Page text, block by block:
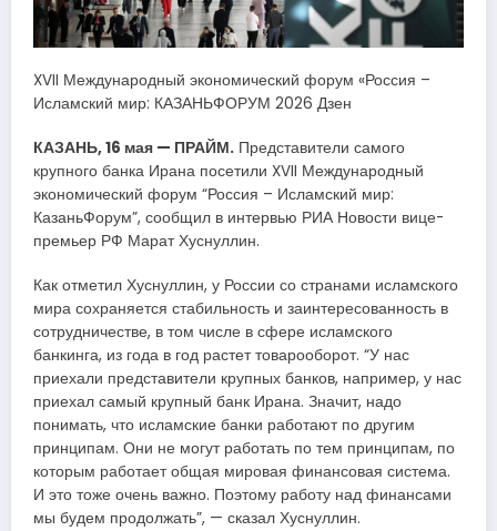
XVII Международный экономический форум «Россия –
Исламский мир: КАЗАНЬФОРУМ 2026 Дзен
КАЗАНЬ, 16 мая — ПРАЙМ. Представители самого
крупного банка Ирана посетили XVII Международный
экономический форум “Россия – Исламский мир:
КазаньФорум”, сообщил в интервью РИА Новости вице-
премьер РФ Марат Хуснуллин.
Как отметил Хуснуллин, у России со странами исламского
мира сохраняется стабильность и заинтересованность в
сотрудничестве, в том числе в сфере исламского
банкинга, из года в год растет товарооборот. “У нас
приехали представители крупных банков, например, у нас
приехал самый крупный банк Ирана. Значит, надо
понимать, что исламские банки работают по другим
принципам. Они не могут работать по тем принципам, по
которым работает общая мировая финансовая система.
И это тоже очень важно. Поэтому работу над финансами
мы будем продолжать”, — сказал Хуснуллин.